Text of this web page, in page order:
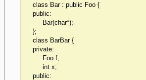
class Bar : public Foo {
public:
Bar(char*);
};
class BarBar {
private:
Foo f;
int x;
public: